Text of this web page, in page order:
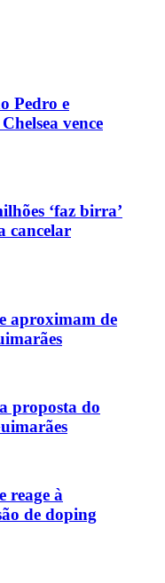
Pedro e
vence
‘faz birra’
cancelar
aproximam de
proposta do
reage à
de doping